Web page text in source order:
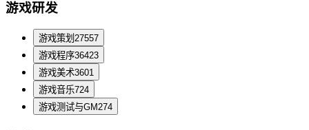
游戏研发
游戏策划 27557
游戏程序36423
游戏美术3601
游戏音乐724
游戏测试与GM274